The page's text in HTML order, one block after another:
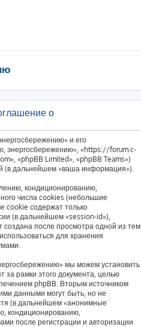
о
и его
энергосбережению», «https://forum.c-
«phpBB Limited», «phpBB Teams»)
(в дальнейшем «ваша информация»).
кондиционированию,
числа cookies (небольшие
cookie содержат только
(в дальнейшем «session-id»),
после просмотра одной из тем
для хранения
мы можем установить
рамки этого документа, целью
phpBB. Вторым источником
данными могут быть, но не
(в дальнейшем «анонимные
кондиционированию,
после регистрации и авторизации